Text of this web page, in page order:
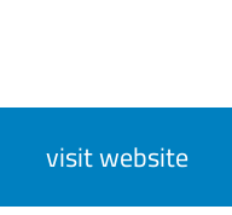
visit website